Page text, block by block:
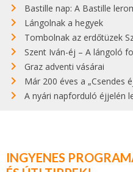
Bastille nap: A Bastille
Lángolnak a hegyek
Tombolnak az erdőtüzek
Szent Iván-éj – A lángoló
Graz adventi vásárai
Már 200 éves a „Csendes
A nyári napforduló éjjelén
INGYENES